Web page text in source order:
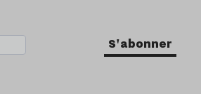
S'abonner